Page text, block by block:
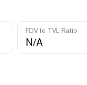
FDV to TVL Ratio
N/A